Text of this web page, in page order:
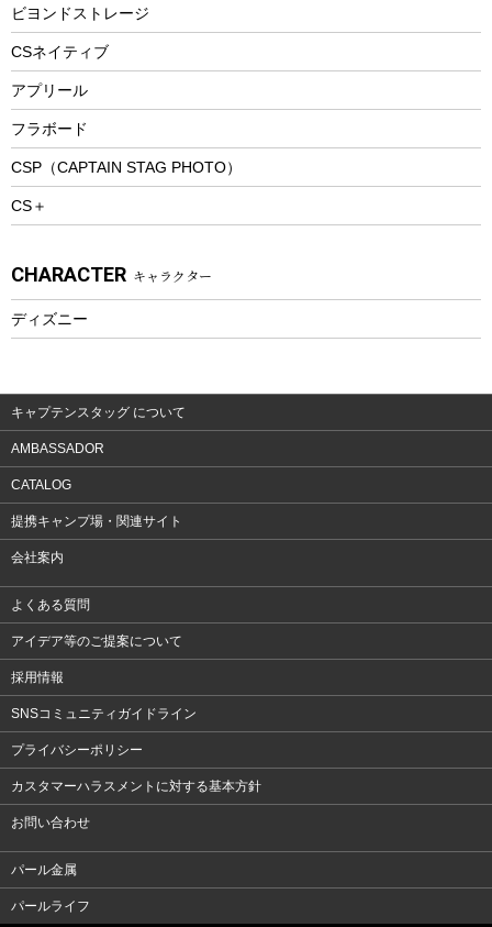
防寒ウェア
トレッキング
トレッキングアクセサリー
プレイグッズ
ウェルネス
ウェア、タオル
ウェア
ビヨンドストレージ
CSネイティブ
アプリール
フラボード
CSP（CAPTAIN STAG PHOTO）
CS＋
CHARACTER キャラクター
ディズニー
キャプテンスタッグ について
AMBASSADOR
CATALOG
提携キャンプ場・関連サイト
会社案内
よくある質問
アイデア等のご提案について
採用情報
SNSコミュニティガイドライン
プライバシーポリシー
カスタマーハラスメントに対する基本方針
お問い合わせ
パール金属
パールライフ